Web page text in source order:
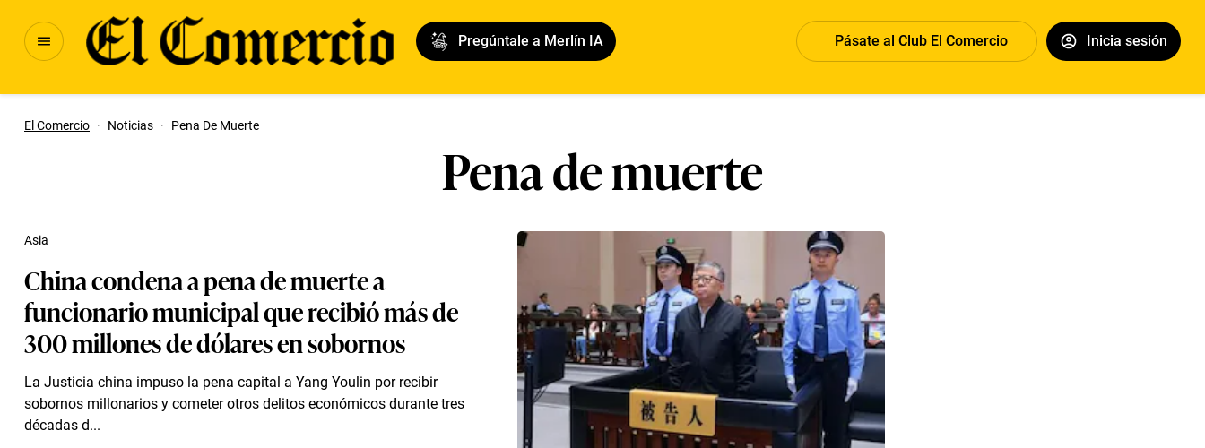
Pregúntale a Merlín IA Pásate al Club El Comercio Inicia sesión
El Comercio · Noticias · Pena De Muerte
Pena de muerte
China condena a pena de muerte a
funcionario municipal que recibió más de
300 millones de dólares en sobornos
La Justicia china impuso la pena capital a Yang Youlin por recibir
sobornos millonarios y cometer otros delitos económicos durante tres
décadas d...
Asia